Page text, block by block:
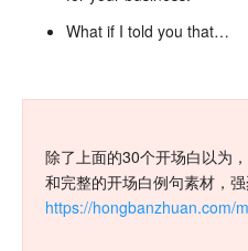
What if I told you that…
除了上面的30个开场白以为
和完整的开场白例句素材，
https://hongbanzhuan.com/